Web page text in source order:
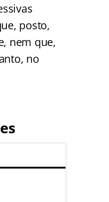
posto,
nem que,
no